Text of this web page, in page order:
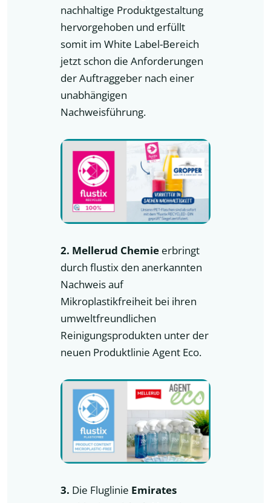
nachhaltige Produktgestaltung
hervorgehoben und erfüllt
somit im White Label-Bereich
jetzt schon die Anforderungen
der Auftraggeber nach einer
unabhängigen
Nachweisführung.
2. Mellerud Chemieerbringt
durch flustix den anerkannten
Nachweis auf
Mikroplastikfreiheit bei ihren
umweltfreundlichen
Reinigungsprodukten unter der
neuen Produktlinie Agent Eco.
3. Die Fluglinie Emirates